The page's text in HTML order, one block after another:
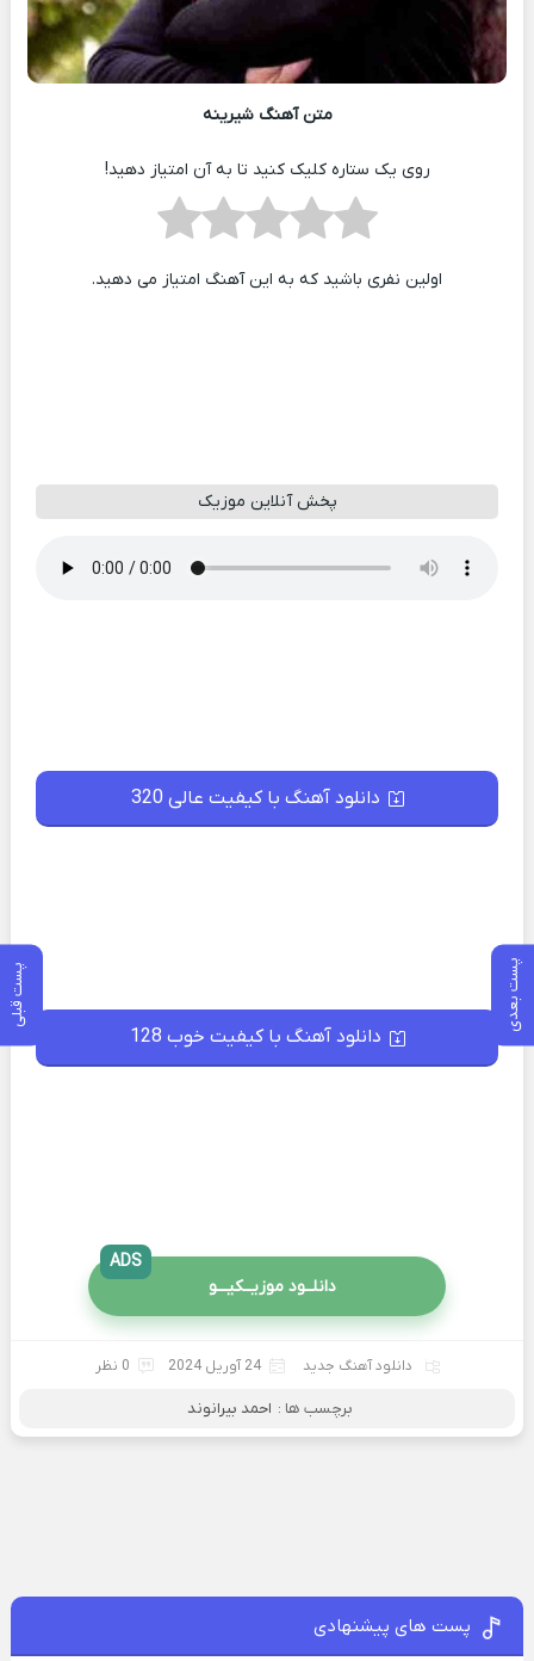
پست بعدی پست قبلی
متن آهنگ شیرینه
روی یک ستاره کلیک کنید تا به آن امتیاز دهید!
اولین نفری باشید که به این آهنگ امتیاز می دهید.
پخش آنلاین موزیک
دانلود آهنگ با کیفیت عالی 320
دانلود آهنگ با کیفیت خوب 128
دانلــود موزیــکیـــو
ADS
دانلود آهنگ جدید 24 آوریل 2024 0 نظر
برچسب ها : احمد بیرانوند
پست های پیشنهادی